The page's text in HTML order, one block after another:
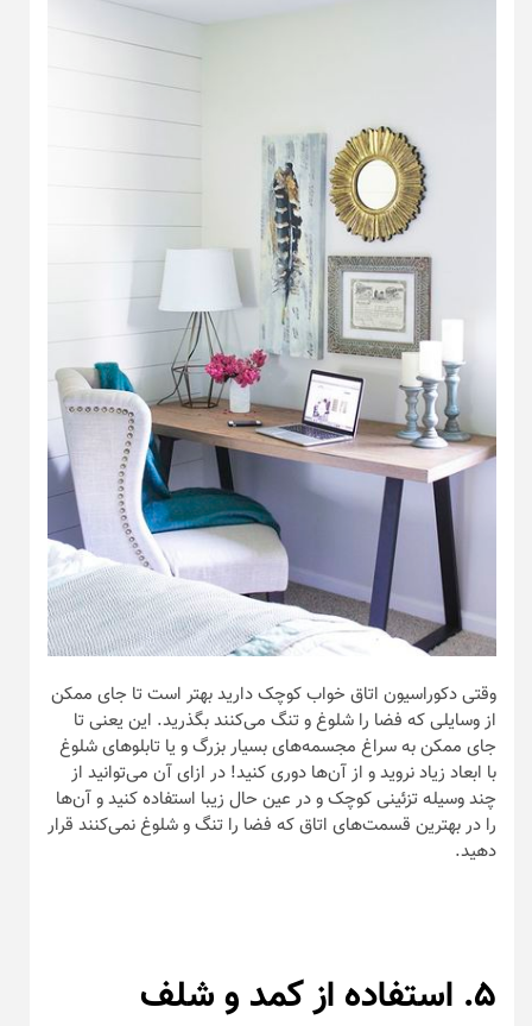
وقتی دکوراسیون اتاق خواب کوچک دارید بهتر است تا جای ممکن
از وسایلی که فضا را شلوغ و تنگ می‌کنند بگذرید. این یعنی تا
جای ممکن به سراغ مجسمه‌های بسیار بزرگ و یا تابلو‌های شلوغ
با ابعاد زیاد نروید و از آن‌ها دوری کنید! در ازای آن می‌توانید از
چند وسیله تزئینی کوچک و در عین حال زیبا استفاده کنید و آن‌ها
را در بهترین قسمت‌های اتاق که فضا را تنگ و شلوغ نمی‌کنند قرار
دهید.
۵. استفاده از کمد و شلف